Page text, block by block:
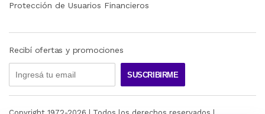
Protección de Usuarios Financieros
Recibí ofertas y promociones
SUSCRIBIRME